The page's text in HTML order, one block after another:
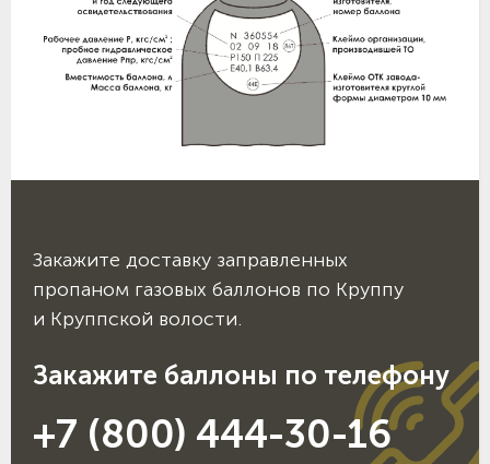
Закажите доставку заправленных
пропаном газовых баллонов по Круппу
и Круппской волости.
Закажите баллоны по телефону
+7 (800) 444-30-16